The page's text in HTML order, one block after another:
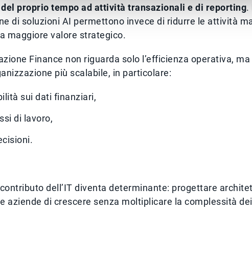
proprio tempo ad attività transazionali e di reporting.
di soluzioni AI permettono invece di ridurre le attività
maggiore valore strategico.
Finance non riguarda solo l’efficienza operativa,
più scalabile, in particolare:
sui dati finanziari,
di lavoro,
dell’IT diventa determinante: progettare
aziende di crescere senza moltiplicare la complessità